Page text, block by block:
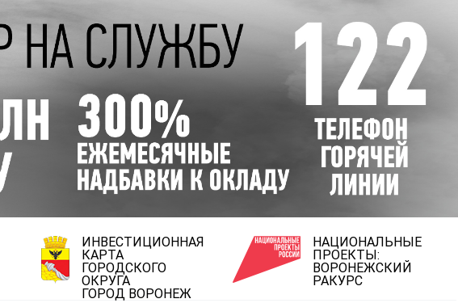
ИНВЕСТИЦИОННАЯ
КАРТА
ГОРОДСКОГО
ОКРУГА
ГОРОД ВОРОНЕЖ
НАЦИОНАЛЬНЫЕ
ПРОЕКТЫ:
ВОРОНЕЖСКИЙ
РАКУРС